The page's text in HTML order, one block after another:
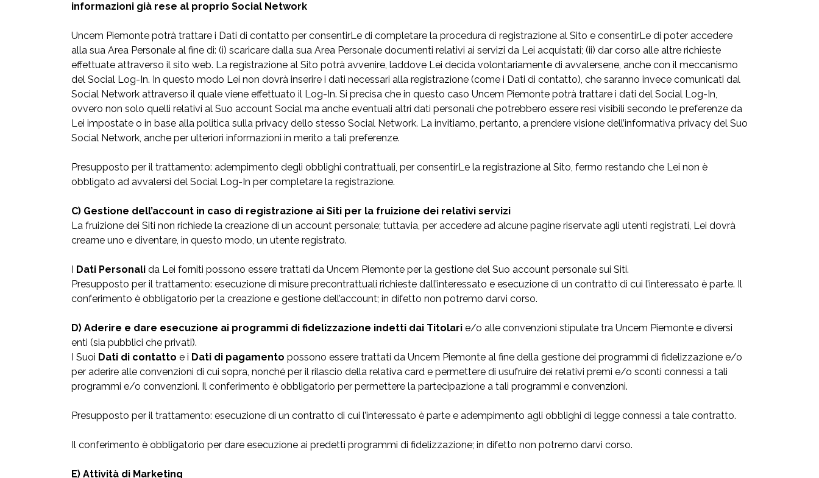
informazioni già rese al proprio Social Network
Uncem Piemonte potrà trattare i Dati di contatto per consentirLe di completare la procedura di registrazione al Sito e consentirLe di poter accedere
alla sua Area Personale al fine di: (i) scaricare dalla sua Area Personale documenti relativi ai servizi da Lei acquistati; (ii) dar corso alle altre richieste
effettuate attraverso il sito web. La registrazione al Sito potrà avvenire, laddove Lei decida volontariamente di avvalersene, anche con il meccanismo
del Social Log-In. In questo modo Lei non dovrà inserire i dati necessari alla registrazione (come i Dati di contatto), che saranno invece comunicati dal
Social Network attraverso il quale viene effettuato il Log-In. Si precisa che in questo caso Uncem Piemonte potrà trattare i dati del Social Log-In,
ovvero non solo quelli relativi al Suo account Social ma anche eventuali altri dati personali che potrebbero essere resi visibili secondo le preferenze da
Lei impostate o in base alla politica sulla privacy dello stesso Social Network. La invitiamo, pertanto, a prendere visione dell’informativa privacy del Suo
Social Network, anche per ulteriori informazioni in merito a tali preferenze.
Presupposto per il trattamento: adempimento degli obblighi contrattuali, per consentirLe la registrazione al Sito, fermo restando che Lei non è
obbligato ad avvalersi del Social Log-In per completare la registrazione.
C) Gestione dell’account in caso di registrazione ai Siti per la fruizione dei relativi servizi
La fruizione dei Siti non richiede la creazione di un account personale; tuttavia, per accedere ad alcune pagine riservate agli utenti registrati, Lei dovrà
crearne uno e diventare, in questo modo, un utente registrato.
I Dati Personali da Lei forniti possono essere trattati da Uncem Piemonte per la gestione del Suo account personale sui Siti.
Presupposto per il trattamento: esecuzione di misure precontrattuali richieste dall’interessato e esecuzione di un contratto di cui l’interessato è parte. Il
conferimento è obbligatorio per la creazione e gestione dell’account; in difetto non potremo darvi corso.
D) Aderire e dare esecuzione ai programmi di fidelizzazione indetti dai Titolari e/o alle convenzioni stipulate tra Uncem Piemonte e diversi
enti (sia pubblici che privati).
I Suoi Dati di contatto e i Dati di pagamento possono essere trattati da Uncem Piemonte al fine della gestione dei programmi di fidelizzazione e/o
per aderire alle convenzioni di cui sopra, nonché per il rilascio della relativa card e permettere di usufruire dei relativi premi e/o sconti connessi a tali
programmi e/o convenzioni. Il conferimento è obbligatorio per permettere la partecipazione a tali programmi e convenzioni.
Presupposto per il trattamento: esecuzione di un contratto di cui l’interessato è parte e adempimento agli obblighi di legge connessi a tale contratto.
Il conferimento è obbligatorio per dare esecuzione ai predetti programmi di fidelizzazione; in difetto non potremo darvi corso.
E) Attività di Marketing